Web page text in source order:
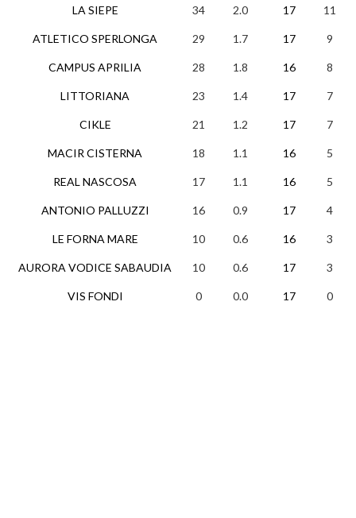
LA SIEPE
ATLETICO SPERLONGA
CAMPUS APRILIA
LITTORIANA
CIKLE
MACIR CISTERNA
REAL NASCOSA
ANTONIO PALLUZZI
LE FORNA MARE
AURORA VODICE SABAUDIA
VIS FONDI
34 2.0 17 11
29 1.7 17 9
28 1.8 16 8
23 1.4 17 7
21 1.2 17 7
18 1.1 16 5
17 1.1 16 5
16 0.9 17 4
10 0.6 16 3
10 0.6 17 3
0 0.0 17 0